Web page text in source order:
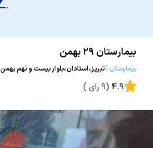
بیمارستان ۲۹ بهمن
بیمارستان |تبریز،استادان،بلوار بیست و نهم بهمن
4.9
(
9رای )